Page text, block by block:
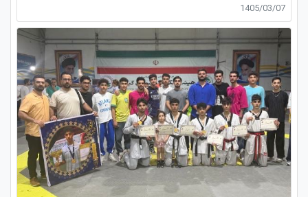
1405/03/07